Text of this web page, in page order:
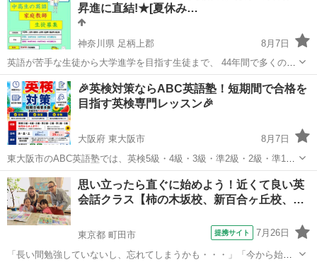
昇進に直結!★[夏休み…
神奈川県 足柄上郡
8月7日
英語が苦手な生徒から大学進学を目指す生徒まで、 44年間で多くの中
学生・高校生を指導してきました。個別指導塾での指導経験もありま
す。 お子さんの「つまずき」を正確に見つけ、 その場で最適な教え方
に切り替えるのが私の...
神奈川 足柄上郡 英語/基礎英語 英語教師
🎉英検対策ならABC英語塾！短期間で合格を
目指す英検専門レッスン🎉
大阪府 東大阪市
8月7日
東大阪市のABC英語塾では、英検5級・4級・3級・準2級・2級・準1
級・1級まで幅広く対応しています。 「独学ではなかなか合格できな
い…」 「英検対策を何から始めればいいかわからない…」 「リーディ
ング・ライティング・...
大阪 東大阪市 英検 1級
思い立ったら直ぐに始めよう！近くて良い英
会話クラス【柿の木坂校、新百合ヶ丘校、…
東京都 町田市 提携サイト 7月26日
「長い間勉強していないし、忘れてしまうかも・・・」「今から始め